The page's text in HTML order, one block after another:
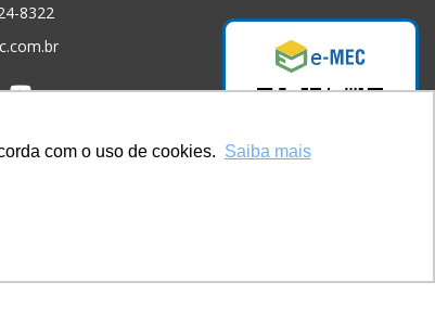
com o uso de cookies. Saiba mais
8322